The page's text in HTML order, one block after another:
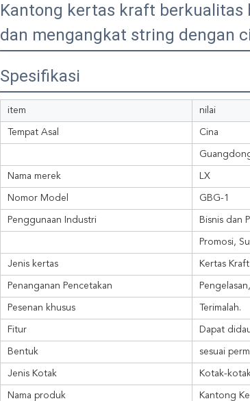
Kantong kertas kraft berkualitas
dan mengangkat string dengan
Spesifikasi
item nilai
Tempat Asal Cina
Nama merek LX
Nomor Model GBG-1
Penggunaan Industri Bisnis dan
Promosi,
Jenis kertas Kertas Kraft
Penanganan Pencetakan
Pesenan khusus Terimalah.
Fitur Dapat
Bentuk sesuai
Jenis Kotak Kotak-
Nama produk Kantong